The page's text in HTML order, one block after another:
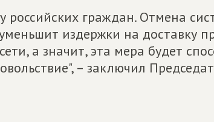
российских граждан. Отмена
издержки на доставку
а значит, эта мера будет
– заключил